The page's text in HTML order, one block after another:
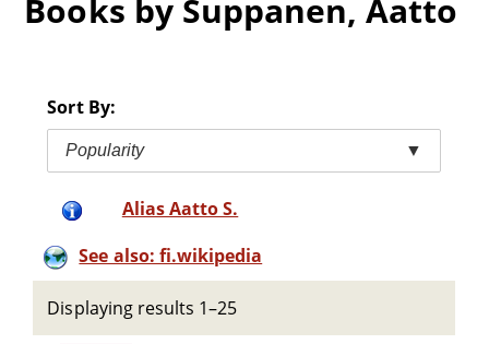
Books by Suppanen, Aatto
Sort By:
Popularity ▼
Alias Aatto S.
See also: fi.wikipedia
Displaying results 1–25